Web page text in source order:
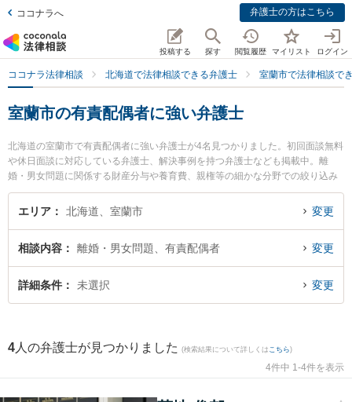
ココナラへ 弁護士の方はこちら
投稿する 探す 閲覧履歴 マイリスト ログイン
ココナラ法律相談 北海道で法律相談できる弁護士 室蘭市で法律相談で
室蘭市の有責配偶者に強い弁護士
北海道の室蘭市で有責配偶者に強い弁護士が4名見つかりました。初回面談無料
や休日面談に対応している弁護士、解決事例を持つ弁護士なども掲載中。離
婚・男女問題に関係する財産分与や養育費、親権等の細かな分野での絞り込み
検索もでき便利です。特に弁護士法人北海道みらい法律事務所の菊地 俊邦弁護
士や池田翔一法律事務所の池田 翔一弁護士、弁護士法人北海道みらい法律事務
士に相談したい』『有責配偶者のトラブル解決の実績豊富な近くの弁護士を検
索したい』『初回相談無料で有責配偶者を法律相談できる室蘭市内の弁護士に
相談予約したい』などでお困りの相談者さんにおすすめです。
エリア 北海道、室蘭市 変更
相談内容 離婚・男女問題、有責配偶者 変更
詳細条件 未選択 変更
4 人の弁護士が見つかりました (検索結果について詳しくは こちら)
4件中 1-4件を表示